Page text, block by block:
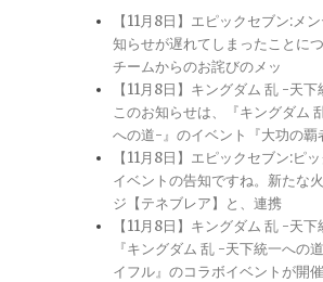
【11月8日】エピックセブン:メ
知らせが遅れてしまったことに
チームからのお詫びのメッ
【11月8日】キングダム 乱 -天
このお知らせは、『キングダム
への道-』のイベント『大功の覇
【11月8日】エピックセブン:ピ
イベントの告知ですね。新たな
ジ【テネブレア】と、連携
【11月8日】キングダム 乱 -天
『キングダム 乱 -天下統一への
イフル』のコラボイベントが開